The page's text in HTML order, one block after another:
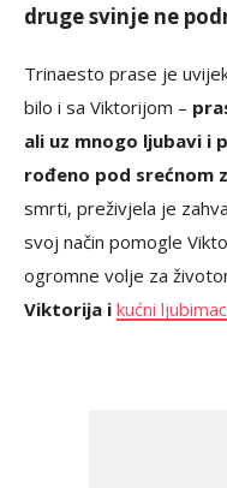
druge svinje ne
Trinaesto prase je
bilo i sa Viktorijom –
ali uz mnogo ljubavi i
rođeno pod srećnom
smrti, preživjela je
svoj način pomogle
ogromne volje za
Viktorija i kućni